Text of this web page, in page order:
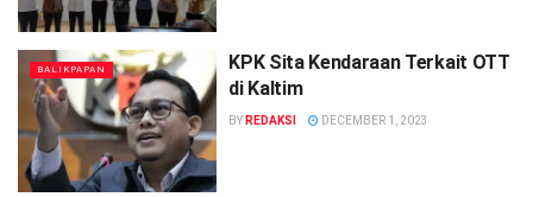
BALIKPAPAN
KPK Sita Kendaraan Terkait OTT
di Kaltim
BY REDAKSI DECEMBER 1, 2023